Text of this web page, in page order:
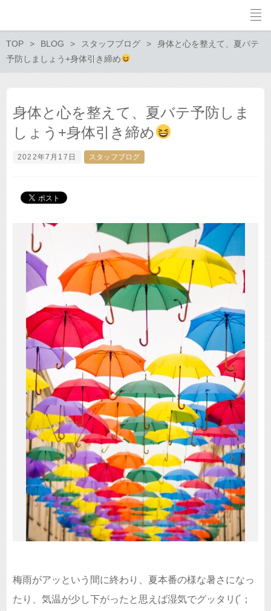
TOP BLOG スタッフブログ
身体と心を整えて、夏バテ
予防しましょう+身体引き締め
身体と心を整えて、夏バテ予防しま
しょう+身体引き締め
2022年7月17日 スタッフブログ
梅雨がアッという間に終わり、夏本番の様な暑さになっ
たり、気温が少し下がったと思えば湿気でグッタリ(´；